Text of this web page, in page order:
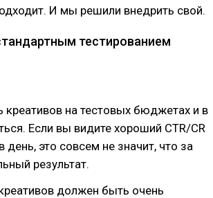
И мы решили внедрить свой.
тестированием
на тестовых бюджетах и в
Если вы видите хороший CTR/CR
это совсем не значит, что за
результат.
должен быть очень